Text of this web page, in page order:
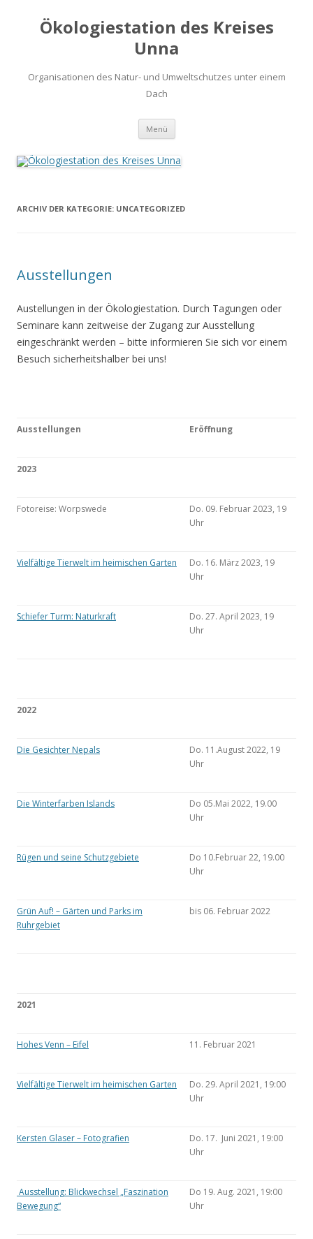
Ökologiestation des Kreises
Unna
Organisationen des Natur- und Umweltschutzes unter einem
Dach
Menü Zum
springen
ARCHIV DER KATEGORIE: UNCATEGORIZED
Ausstellungen
Austellungen in der Ökologiestation. Durch Tagungen oder
Seminare kann zeitweise der Zugang zur Ausstellung
eingeschränkt werden – bitte informieren Sie sich vor einem
Besuch sicherheitshalber bei uns!
Ausstellungen Eröffnung
2023
Fotoreise: Worpswede
Do. 09. Februar 2023, 19
Uhr
Vielfältige Tierwelt im heimischen Garten
Do. 16. März 2023, 19
Uhr
Schiefer Turm: Naturkraft
Do. 27. April 2023, 19
Uhr
2022
Die Gesichter Nepals
Do. 11.August 2022, 19
Uhr
Die Winterfarben Islands
Do 05.Mai 2022, 19.00
Uhr
Rügen und seine Schutzgebiete
Do 10.Februar 22, 19.00
Uhr
Grün Auf! – Gärten und Parks im
Ruhrgebiet
bis 06. Februar 2022
2021
Hohes Venn – Eifel 11. Februar 2021
Vielfältige Tierwelt im heimischen Garten
Do. 29. April 2021, 19:00
Uhr
Kersten Glaser – Fotografien
Do. 17. Juni 2021, 19:00
Uhr
Ausstellung: Blickwechsel „Faszination
Bewegung“
Do 19. Aug. 2021, 19:00
Uhr